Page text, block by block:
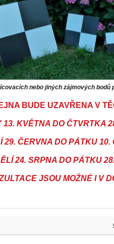
nebo jiných zájmových
BUDE UZAVŘENA V
13. KVĚTNA DO ČTVRTKA
29. ČERVNA DO PÁTKU 10.
24. SRPNA DO PÁTKU
JSOU MOŽNÉ I V